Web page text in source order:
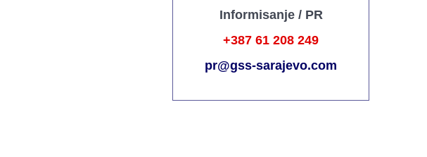
Informisanje / PR
+387 61 208 249
pr@gss-sarajevo.com